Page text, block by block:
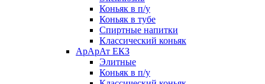
Коньяк в п/у
Коньяк в тубе
Спиртные напитки
Классический коньяк
АрАрАт ЕКЗ
Элитные
Коньяк в п/у